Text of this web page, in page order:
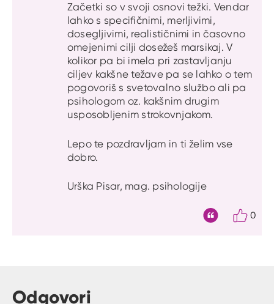
Začetki so v svoji osnovi težki. Vendar
lahko s specifičnimi, merljivimi,
dosegljivimi, realističnimi in časovno
omejenimi cilji dosežeš marsikaj. V
kolikor pa bi imela pri zastavljanju
ciljev kakšne težave pa se lahko o tem
pogovoriš s svetovalno službo ali pa
psihologom oz. kakšnim drugim
usposobljenim strokovnjakom.
Lepo te pozdravljam in ti želim vse
dobro.
Urška Pisar, mag. psihologije
0
Odgovori